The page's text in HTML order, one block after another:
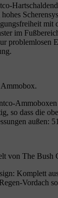
mit
im
problemlosen
so dass die
außen:
von The Bush
Komplett
Vordach